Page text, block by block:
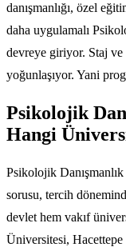
danışmanlığı, özel
daha uygulamalı
devreye giriyor. Staj ve
yoğunlaşıyor. Yani
Psikolojik
Hangi
Psikolojik
sorusu, tercih
devlet hem vakıf
Üniversitesi,